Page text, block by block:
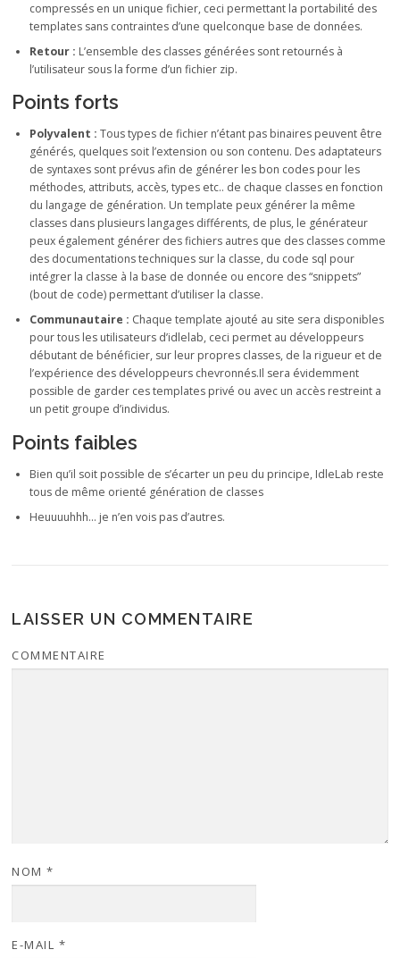
compressés en un unique fichier, ceci permettant la portabilité des
templates sans contraintes d’une quelconque base de données.
Retour : L’ensemble des classes générées sont retournés à
l’utilisateur sous la forme d’un fichier zip.
Points forts
Polyvalent : Tous types de fichier n’étant pas binaires peuvent être
générés, quelques soit l’extension ou son contenu. Des adaptateurs
de syntaxes sont prévus afin de générer les bon codes pour les
méthodes, attributs, accès, types etc.. de chaque classes en fonction
du langage de génération. Un template peux générer la même
classes dans plusieurs langages différents, de plus, le générateur
peux également générer des fichiers autres que des classes comme
des documentations techniques sur la classe, du code sql pour
intégrer la classe à la base de donnée ou encore des “snippets”
(bout de code) permettant d’utiliser la classe.
Communautaire : Chaque template ajouté au site sera disponibles
pour tous les utilisateurs d’idlelab, ceci permet au développeurs
débutant de bénéficier, sur leur propres classes, de la rigueur et de
l’expérience des développeurs chevronnés.Il sera évidemment
possible de garder ces templates privé ou avec un accès restreint a
un petit groupe d’individus.
Points faibles
Bien qu’il soit possible de s’écarter un peu du principe, IdleLab reste
tous de même orienté génération de classes
Heuuuuhhh… je n’en vois pas d’autres.
LAISSER UN COMMENTAIRE
COMMENTAIRE
NOM*
E-MAIL *